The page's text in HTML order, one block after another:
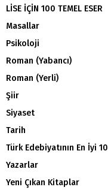
LİSE İÇİN 100 TEMEL ESER
Masallar
Psikoloji
Roman (Yabancı)
Roman (Yerli)
Şiir
Siyaset
Tarih
Türk Edebiyatının En İyi
Yazarlar
Yeni Çıkan Kitaplar